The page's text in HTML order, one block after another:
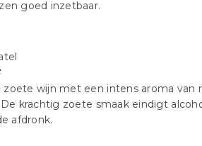
goed inzetbaar.
wijn met een intens aroma van
krachtig zoete smaak eindigt
afdronk.